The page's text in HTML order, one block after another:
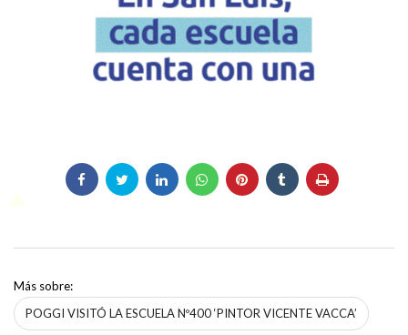
Más sobre:
POGGI VISITÓ LA ESCUELA Nº400 ‘PINTOR VICENTE VACCA’